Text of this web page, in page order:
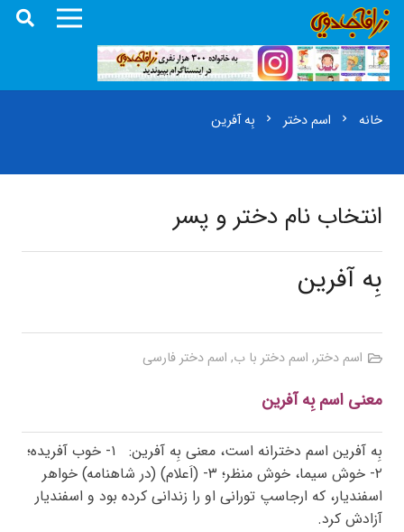
خانه chevron_right اسم دختر chevron_right بِه آفرین
انتخاب نام دختر و پسر
بِه آفرین
اسم دختر, اسم دختر با ب, اسم دختر فارسی
معنی اسم بِه آفرین
بِه آفرین اسم دخترانه است، معنی بِه آفرین:
۱- خوب آفریده؛
۲- خوش سیما، خوش منظر؛ ۳- (اَعلام) (در شاهنامه) خواهر
اسفندیار، که ارجاسپ تورانی او را زندانی کرده بود و اسفندیار
آزادش کرد.